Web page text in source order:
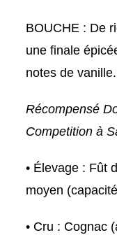
BOUCHE : De
une finale
notes de vanille.
Récompensé
Competition à
• Élevage : Fût
moyen
• Cru : Cognac